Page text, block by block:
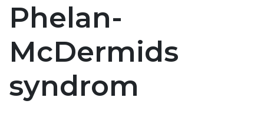
Phelan-
McDermids
syndrom